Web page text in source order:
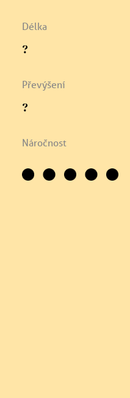
Délka
?
Převýšení
?
Náročnost